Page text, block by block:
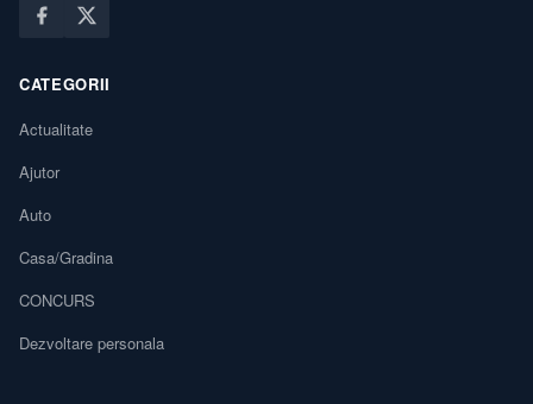
CATEGORII
Actualitate
Ajutor
Auto
Casa/Gradina
CONCURS
Dezvoltare personala